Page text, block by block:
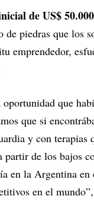
de US$ 50.000
piedras que los
emprendedor,
oportunidad que
que si
y con terapias
partir de los bajos
en la Argentina en
en el